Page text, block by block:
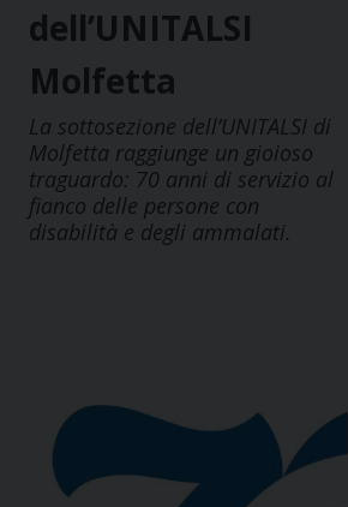
dell’UNITALSI
Molfetta
La sottosezione dell’UNITALSI di
Molfetta raggiunge un gioioso
traguardo: 70 anni di servizio al
fianco delle persone con
disabilità e degli ammalati.